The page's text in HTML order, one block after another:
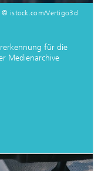
© istock.com/Vertigo3d
für die
Medienarchive